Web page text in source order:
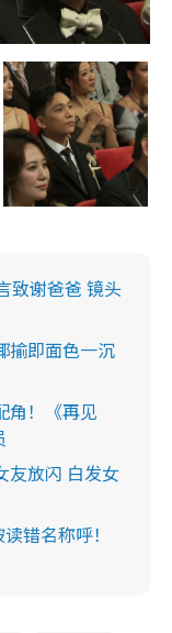
致谢爸爸 镜头
揄即面色一沉
角！《再见
友放闪 白发女
错名称呼！